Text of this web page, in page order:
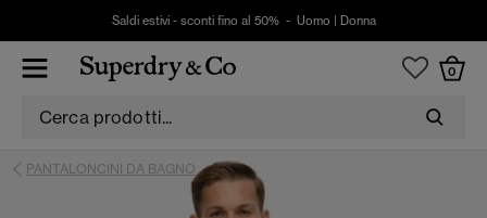
Saldi estivi - sconti fino al 50% - Uomo Donna
0
PANTALONCINI DA BAGNO